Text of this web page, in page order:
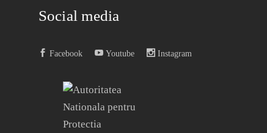
Social media
Facebook Youtube Instagram